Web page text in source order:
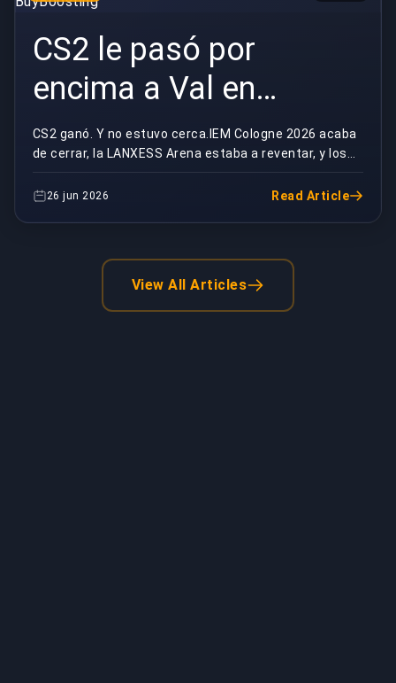
CS2 le pasó por
encima a Val en
audiencia |
BuyBoosting
CS2 ganó. Y no estuvo cerca.IEM Cologne 2026 acaba
de cerrar, la LANXESS Arena estaba a reventar, y los
números de audiencia cayeron como un tráiler a...
26 jun 2026 Read Article
View All Articles